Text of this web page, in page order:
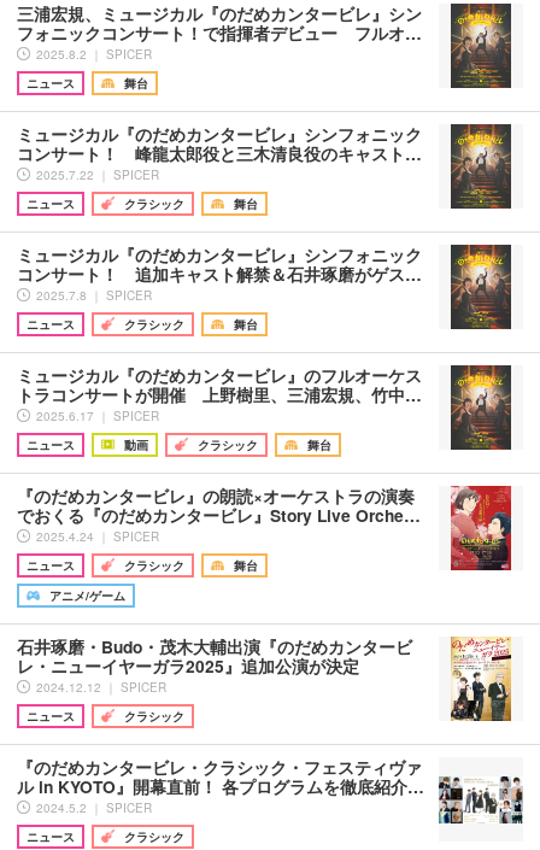
三浦宏規、ミュージカル『のだめカンタービレ』シン
フォニックコンサート！で指揮者デビュー フルオ…
2025.8.2 ｜ SPICER
ニュース
舞台
ミュージカル『のだめカンタービレ』シンフォニック
コンサート！ 峰龍太郎役と三木清良役のキャスト…
2025.7.22 ｜ SPICER
ニュース
クラシック 舞台
ミュージカル『のだめカンタービレ』シンフォニック
コンサート！ 追加キャスト解禁＆石井琢磨がゲス…
2025.7.8 ｜ SPICER
ニュース
クラシック 舞台
ミュージカル『のだめカンタービレ』のフルオーケス
トラコンサートが開催 上野樹里、三浦宏規、竹中…
2025.6.17 ｜ SPICER
ニュース
動画 クラシック 舞台
『のだめカンタービレ』の朗読×オーケストラの演奏
でおくる『のだめカンタービレ』Story Live Orche…
2025.4.24 ｜ SPICER
ニュース
クラシック
舞台
アニメ/ゲーム
石井琢磨・Budo・茂木大輔出演『のだめカンタービ
レ・ニューイヤーガラ2025』追加公演が決定
2024.12.12 ｜ SPICER
ニュース
クラシック
『のだめカンタービレ・クラシック・フェスティヴァ
ル in KYOTO』開幕直前！ 各プログラムを徹底紹介…
2024.5.2 ｜ SPICER
ニュース
クラシック